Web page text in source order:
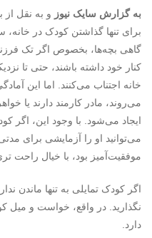
به گزارش سایک نیوز و به نقل
برای تنها گذاشتن کودک در
گاهی بچه‌ها، بخصوص اگر تک
کنار خود داشته باشند، حتی تا
خانه اجتناب می‌کنند. اما این
می‌روند، مادر کارمند دارند یا
ایجاد می‌شود. با وجود این، اگر
می‌توانید او را آزمایشی برای مدتی
موفقیت‌آمیز بود، با خیال راحت
اگر کودک تمایلی به تنها ماندن
نگذارید. در واقع، خواست و میل
دارد.